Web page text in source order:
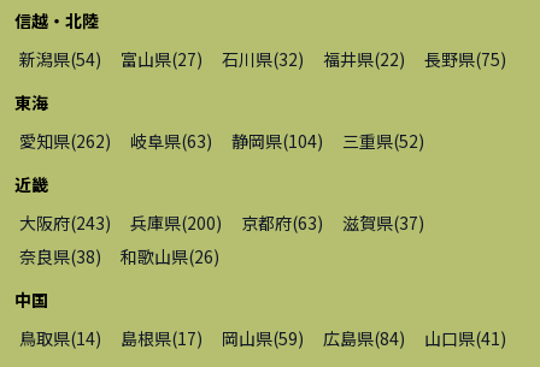
信越・北陸
新潟県(54) 富山県(27) 石川県(32) 福井県(22) 長野県(75)
東海
愛知県(262) 岐阜県(63) 静岡県(104) 三重県(52)
近畿
大阪府(243) 兵庫県(200) 京都府(63) 滋賀県(37)
奈良県(38) 和歌山県(26)
中国
鳥取県(14) 島根県(17) 岡山県(59) 広島県(84) 山口県(41 )